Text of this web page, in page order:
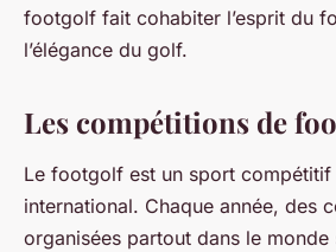
footgolf fait cohabiter l’esprit du
l’élégance du golf.
Les compétitions de
Le footgolf est un sport compétitif
international. Chaque année, des
organisées partout dans le monde